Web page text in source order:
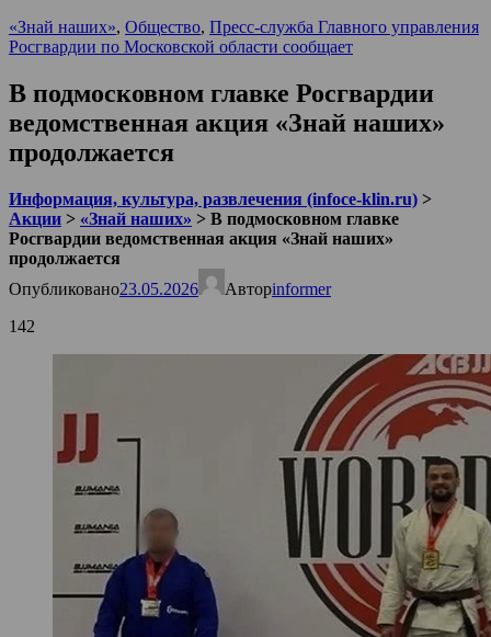
«Знай наших», Общество, Пресс-служба Главного управления
Росгвардии по Московской области сообщает
В подмосковном главке Росгвардии
ведомственная акция «Знай наших»
продолжается
Информация, культура, развлечения (infoce-klin.ru) >
Акции > «Знай наших» > В подмосковном главке
Росгвардии ведомственная акция «Знай наших»
продолжается
Опубликовано23.05.2026 Авторinformer
142